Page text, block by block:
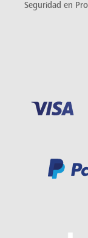
Seguridad en